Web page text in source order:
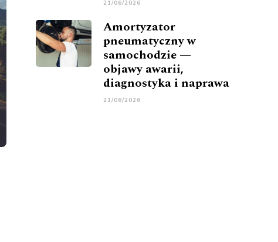
21/06/2026
Amortyzator
pneumatyczny w
samochodzie —
objawy awarii,
diagnostyka i naprawa
21/06/2026